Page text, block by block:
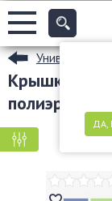
ДА,
Крышки к
полиэр